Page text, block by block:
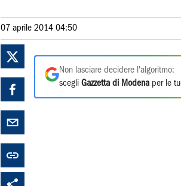
07 aprile 2014 04:50
Non lasciare decidere l'algoritmo:
scegli Gazzetta di Modena per le